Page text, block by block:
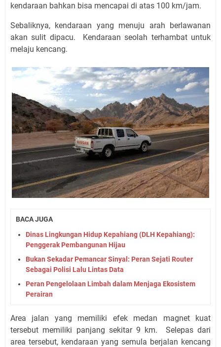
kendaraan bahkan bisa mencapai di atas 100 km/jam.
Sebaliknya, kendaraan yang menuju arah berlawanan
akan sulit dipacu. Kendaraan seolah terhambat untuk
melaju kencang.
BACA JUGA
Dinas Lingkungan Hidup Kepahiang (DLH Kepahiang):
Penggerak Pembangunan Hijau
Bukan Sekadar Pemancar Sinyal: Peran Sejati Router
Sebagai Polisi Lalu Lintas Data
Peran Pengelolaan Limbah dalam Menjaga Ekosistem
Perairan
Area jalan yang memiliki efek medan magnet kuat
tersebut memiliki panjang sekitar 9 km. Selepas dari
area tersebut, kendaraan yang semula berjalan kencang